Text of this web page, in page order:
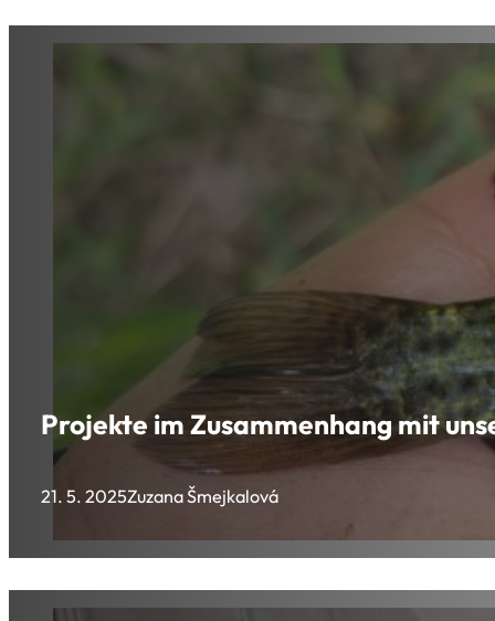
Projekte im Zusammenhang mit
21. 5. 2025Zuzana Šmejkalová